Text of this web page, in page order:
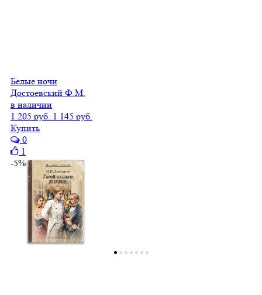
Белые ночи
Достоевский Ф.М.
в наличии
1 205 руб. 1 145 руб.
Купить
0
1
-5%